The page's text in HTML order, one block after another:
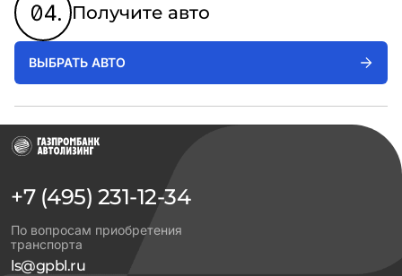
Получите авто
ВЫБРАТЬ АВТО
+7 (495) 231-12-34
По вопросам приобретения
транспорта
ls@gpbl.ru